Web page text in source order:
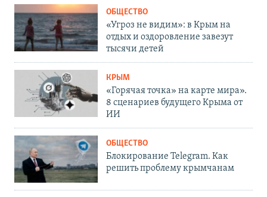
ОБЩЕСТВО
«Угроз не видим»: в Крым на
отдых и оздоровление завезут
тысячи детей
КРЫМ
«Горячая точка» на карте мира».
8 сценариев будущего Крыма от
ИИ
ОБЩЕСТВО
Блокирование Telegram. Как
решить проблему крымчанам